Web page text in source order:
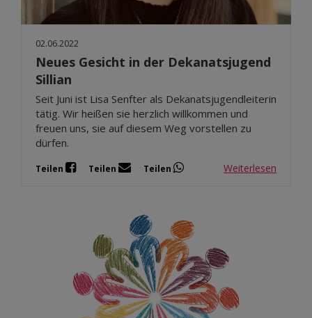
Okt 2025
Sep 2025
02.06.2022
Neues Gesicht in der Dekanatsjugend
Sillian
Seit Juni ist Lisa Senfter als Dekanatsjugendleiterin
tätig. Wir heißen sie herzlich willkommen und
freuen uns, sie auf diesem Weg vorstellen zu
dürfen.
Teilen Teilen Teilen Weiterlesen